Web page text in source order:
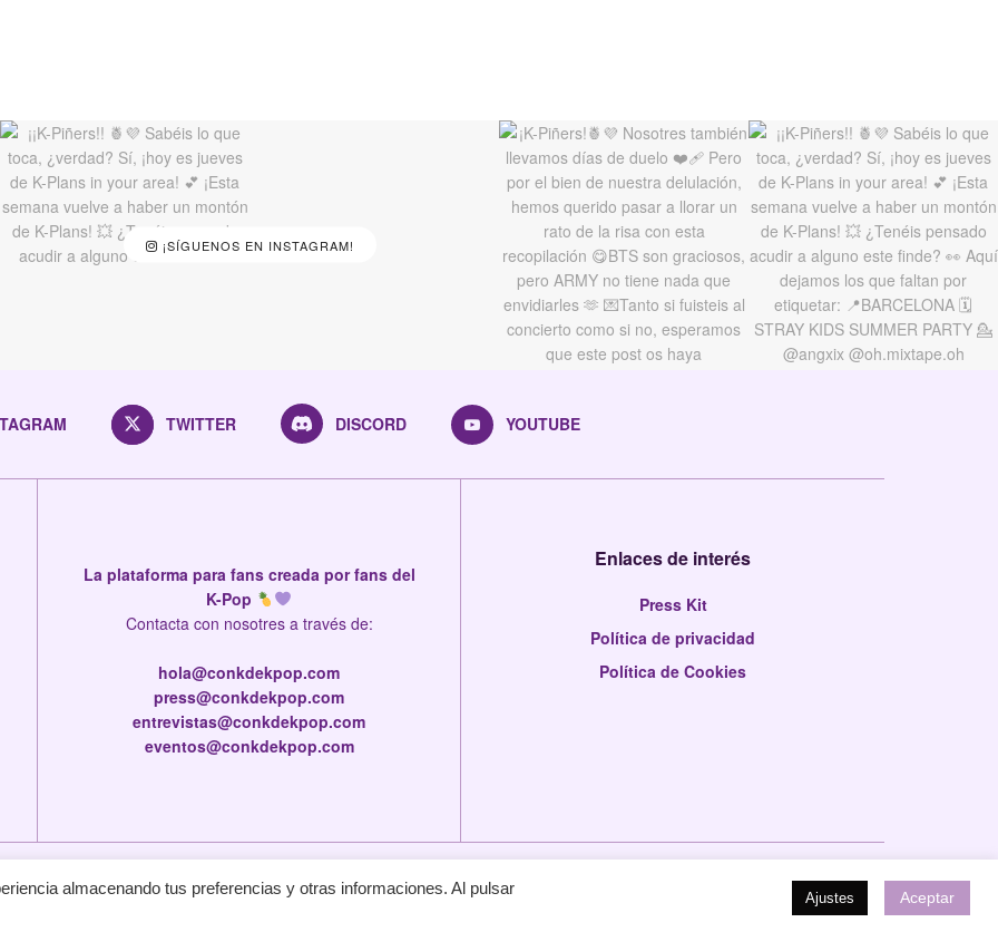
¡SÍGUENOS EN INSTAGRAM!
TWITTER DISCORD YOUTUBE
La plataforma para fans creada por fans del
K-Pop
Contacta con nosotres a través de:
hola@conkdekpop.com
press@conkdekpop.com
entrevistas@conkdekpop.com
eventos@conkdekpop.com
Enlaces de interés
Press Kit
Política de privacidad
Política de Cookies
© 2026JNews- Premium WordPress news & magazine theme byJegtheme.
almacenando tus preferencias y otras informaciones. Al pulsar
Ajustes Aceptar